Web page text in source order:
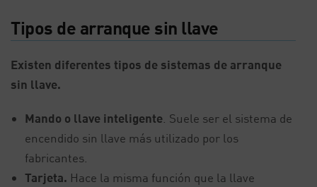
Tipos de arranque sin llave
Existen diferentes tipos de sistemas de arranque
sin llave.
Mando o llave inteligente . Suele ser el sistema de
encendido sin llave más utilizado por los
fabricantes.
Tarjeta. Hace la misma función que la llave